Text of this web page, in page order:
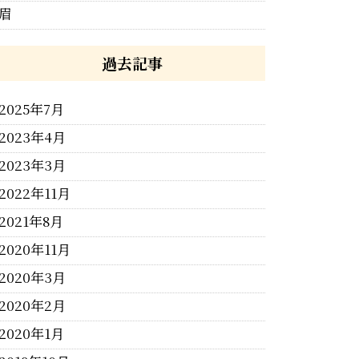
眉
過去記事
2025年7月
2023年4月
2023年3月
2022年11月
2021年8月
2020年11月
2020年3月
2020年2月
2020年1月